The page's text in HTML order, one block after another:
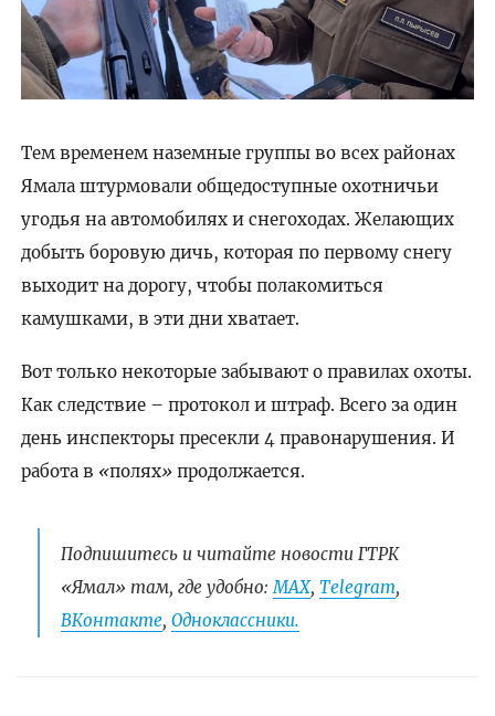
Тем временем наземные группы во всех районах
Ямала штурмовали общедоступные охотничьи
угодья на автомобилях и снегоходах. Желающих
добыть боровую дичь, которая по первому снегу
выходит на дорогу, чтобы полакомиться
камушками, в эти дни хватает.
Вот только некоторые забывают о правилах охоты.
Как следствие – протокол и штраф. Всего за один
день инспекторы пресекли 4 правонарушения. И
работа в «полях»продолжается.
Подпишитесь и читайте новости ГТРК
«Ямал» там, где удобно:МАХ, Telegram,
ВКонтакте, Одноклассники.